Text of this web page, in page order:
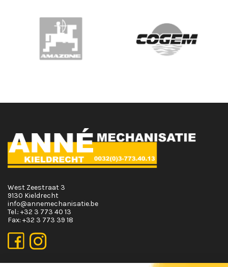
West Zeestraat 3
9130 Kieldrecht
info@annemechanisatie.be
Tel.: +32 3 773 40 13
Fax: +32 3 773 39 18